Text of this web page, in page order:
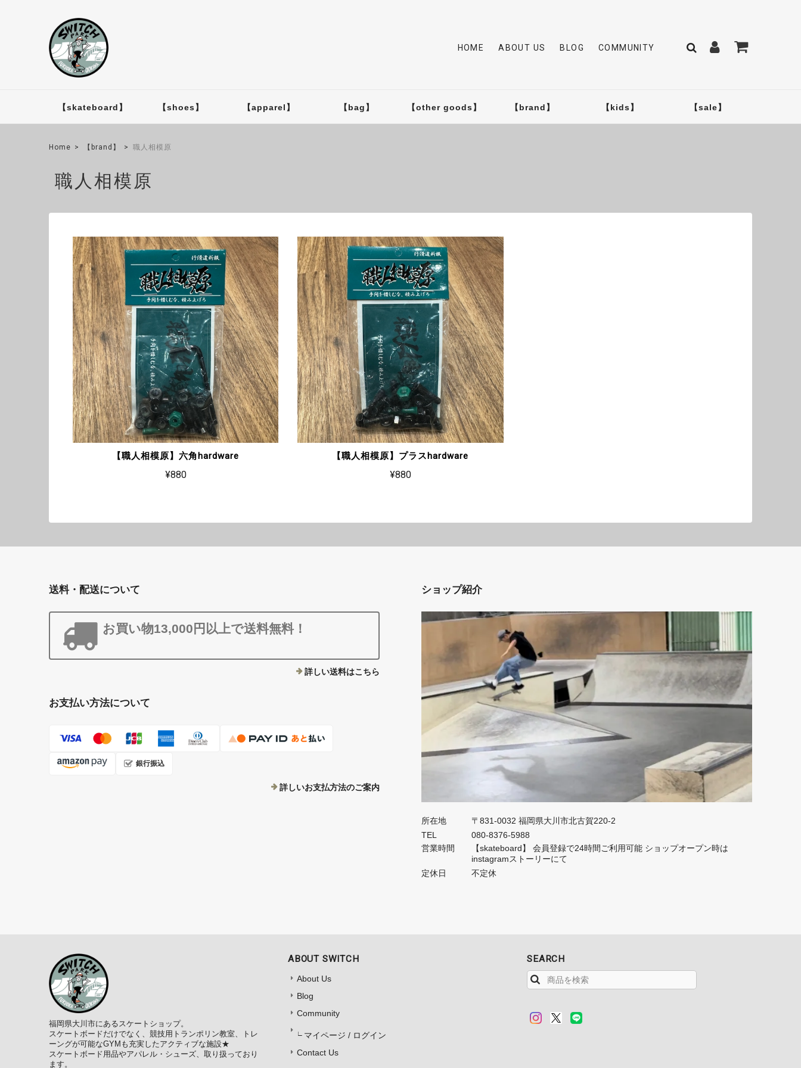
HOME ABOUT US BLOG COMMUNITY
【skateboard】 【shoes】 【apparel】 【bag】 【other goods】 【brand】 【kids】 【sale】
Home 【brand】 職人相模原
職人相模原
【職人相模原】六角hardware
¥880
【職人相模原】プラスhardware
¥880
送料・配送について
お買い物13,000円以上で送料無料！
詳しい送料はこちら
お支払い方法について
銀行振込
詳しいお支払方法のご案内
ショップ紹介
所在地
〒831-0032 福岡県大川市北古賀220-2
TEL
080-8376-5988
営業時間
【skateboard】 会員登録で24時間ご利用可能 ショップオープン時は
instagramストーリーにて
定休日
不定休
福岡県大川市にあるスケートショップ。
スケートボードだけでなく、競技用トランポリン教室、トレ
ーングが可能なGYMも充実したアクティブな施設★
スケートボード用品やアパレル・シューズ、取り扱っており
ます。
ABOUT SWITCH
About Us
Blog
Community
マイページ / ログイン
Contact Us
SEARCH